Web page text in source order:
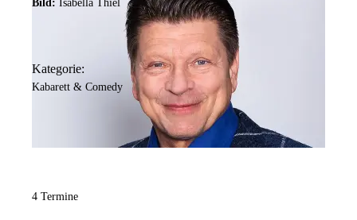
Bild: Isabella Thiel
Kategorie:
Kabarett & Comedy
4 Termine